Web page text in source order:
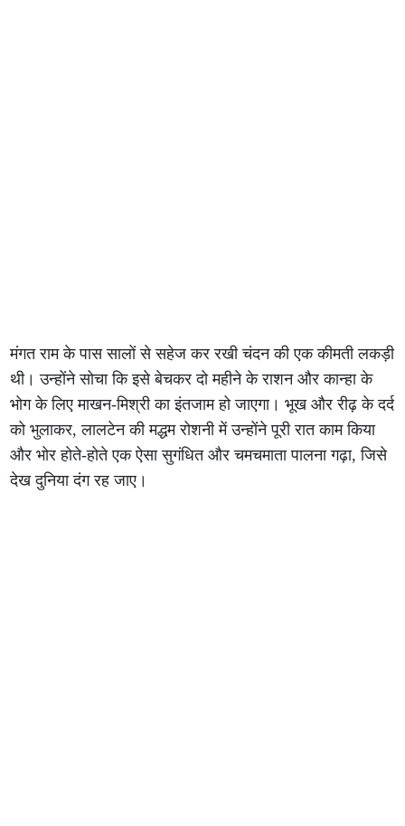
मंगत राम के पास सालों से सहेज कर रखी चंदन की एक कीमती लकड़ी
थी। उन्होंने सोचा कि इसे बेचकर दो महीने के राशन और कान्हा के
भोग के लिए माखन-मिश्री का इंतजाम हो जाएगा। भूख और रीढ़ के दर्द
को भुलाकर, लालटेन की मद्धम रोशनी में उन्होंने पूरी रात काम किया
और भोर होते-होते एक ऐसा सुगंधित और चमचमाता पालना गढ़ा, जिसे
देख दुनिया दंग रह जाए।